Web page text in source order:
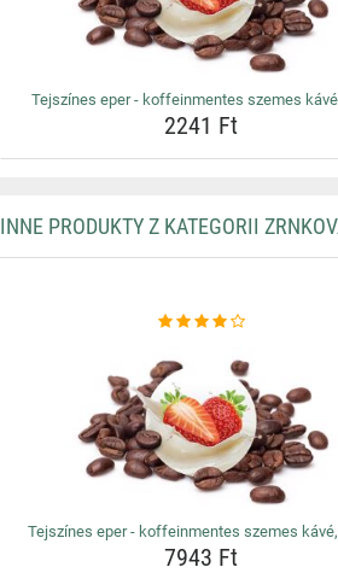
Tejszínes eper - koffeinmentes szemes
2241 Ft
INNE PRODUKTY Z KATEGORII
Tejszínes eper - koffeinmentes szemes
7943 Ft